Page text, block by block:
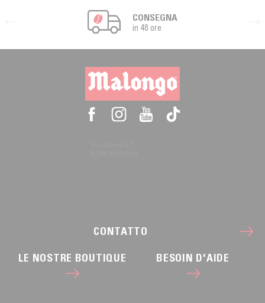
CONSEGNA
in 48 ore
CONTATTO
LE NOSTRE BOUTIQUE BESOIN D'AIDE